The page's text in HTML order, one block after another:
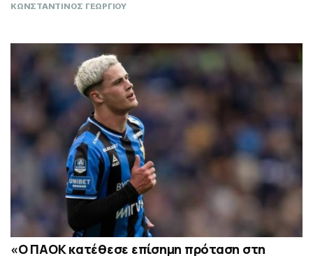
ΚΩΝΣΤΑΝΤΙΝΟΣ ΓΕΩΡΓΙΟΥ
«Ο ΠΑΟΚ κατέθεσε επίσημη πρόταση στη